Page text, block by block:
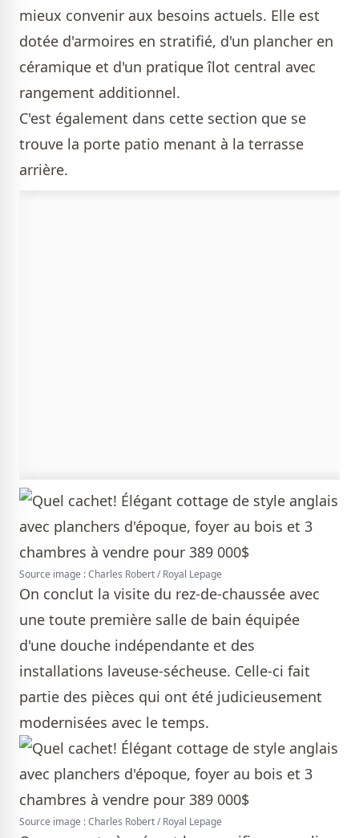
mieux convenir aux besoins actuels. Elle est
dotée d'armoires en stratifié, d'un plancher en
céramique et d'un pratique îlot central avec
rangement additionnel.
C'est également dans cette section que se
trouve la porte patio menant à la terrasse
arrière.
Source image : Charles Robert / Royal Lepage
On conclut la visite du rez-de-chaussée avec
une toute première salle de bain équipée
d'une douche indépendante et des
installations laveuse-sécheuse. Celle-ci fait
partie des pièces qui ont été judicieusement
modernisées avec le temps.
Source image : Charles Robert / Royal Lepage